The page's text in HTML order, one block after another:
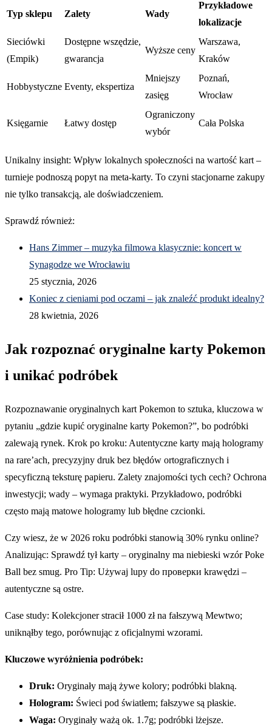
Typ sklepu Zalety Wady
Przykładowe
lokalizacje
Sieciówki
(Empik)
Dostępne wszędzie,
gwarancja
Wyższe ceny
Warszawa,
Kraków
Hobbystyczne Eventy, ekspertiza
Mniejszy
zasięg
Poznań,
Wrocław
Księgarnie Łatwy dostęp
Ograniczony
wybór
Cała Polska
Unikalny insight: Wpływ lokalnych społeczności na wartość kart –
turnieje podnoszą popyt na meta-karty. To czyni stacjonarne zakupy
nie tylko transakcją, ale doświadczeniem.
Sprawdź również:
Hans Zimmer – muzyka filmowa klasycznie: koncert w
Synagodze we Wrocławiu
25 stycznia, 2026
Koniec z cieniami pod oczami – jak znaleźć produkt idealny?
28 kwietnia, 2026
Jak rozpoznać oryginalne karty Pokemon
i unikać podróbek
Rozpoznawanie oryginalnych kart Pokemon to sztuka, kluczowa w
pytaniu „gdzie kupić oryginalne karty Pokemon?”, bo podróbki
zalewają rynek. Krok po kroku: Autentyczne karty mają hologramy
na rare’ach, precyzyjny druk bez błędów ortograficznych i
specyficzną teksturę papieru. Zalety znajomości tych cech? Ochrona
inwestycji; wady – wymaga praktyki. Przykładowo, podróbki
często mają matowe hologramy lub błędne czcionki.
Czy wiesz, że w 2026 roku podróbki stanowią 30% rynku online?
Analizując: Sprawdź tył karty – oryginalny ma niebieski wzór Poke
Ball bez smug. Pro Tip: Używaj lupy do проверки krawędzi –
autentyczne są ostre.
Case study: Kolekcjoner stracił 1000 zł na fałszywą Mewtwo;
uniknąłby tego, porównując z oficjalnymi wzorami.
Kluczowe wyróżnienia podróbek:
Druk: Oryginały mają żywe kolory; podróbki blakną.
Hologram: Świeci pod światłem; fałszywe są płaskie.
Waga: Oryginały ważą ok. 1.7g; podróbki lżejsze.